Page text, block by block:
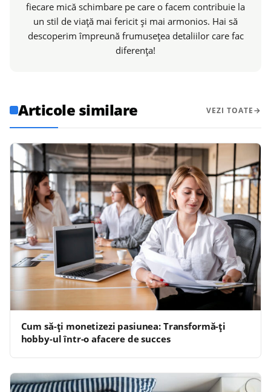
fiecare mică schimbare pe care o facem contribuie la
un stil de viață mai fericit și mai armonios. Hai să
descoperim împreună frumusețea detaliilor care fac
diferența!
Articole similare VEZI TOATE
Cum să-ți monetizezi pasiunea: Transformă-ți
hobby-ul într-o afacere de succes